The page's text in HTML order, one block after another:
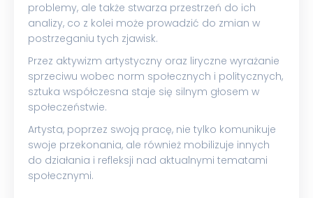
problemy, ale także stwarza przestrzeń do ich
analizy, co z kolei może prowadzić do zmian w
postrzeganiu tych zjawisk.
Przez aktywizm artystyczny oraz liryczne wyrażanie
sprzeciwu wobec norm społecznych i politycznych,
sztuka współczesna staje się silnym głosem w
społeczeństwie.
Artysta, poprzez swoją pracę, nie tylko komunikuje
swoje przekonania, ale również mobilizuje innych
do działania i refleksji nad aktualnymi tematami
społecznymi.